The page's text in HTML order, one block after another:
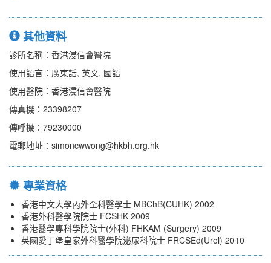
其他資料
診所名稱：香港浸信會醫院
使用語言：廣東話, 英文, 國語
使用醫院：香港浸信會醫院
傳真機：23398207
傳呼機：79230000
電郵地址：simoncwwong@hkbh.org.hk
專業資格
香港中文大學內外全科醫學士 MBChB(CUHK) 2002
香港外科醫學院院士 FCSHK 2009
香港醫學專科學院院士(外科) FHKAM (Surgery) 2009
英國愛丁堡皇家外科醫學院泌尿科院士 FRCSEd(Urol) 2010